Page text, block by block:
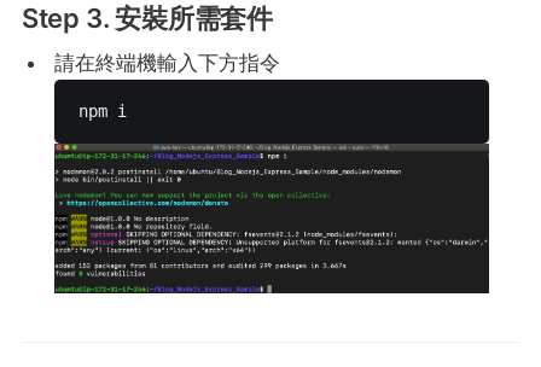
Step 3. 安裝所需套件
請在終端機輸入下方指令
npm i